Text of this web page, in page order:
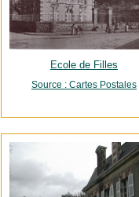
Ecole de Filles
Source : Cartes Postales